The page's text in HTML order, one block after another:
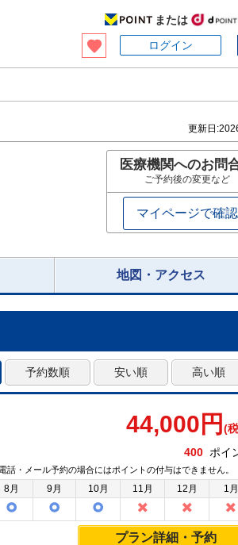
または
ログイン
更新日:
医療機関へのお問
ご予約後の変更など
マイページで確認
地図・アクセス
予約数順 安い順 高い順
44,000 円 (
400 ポイ
話・メール予約の場合にはポイントの付与はできません。
8月 9月 10月 11月 12月 1月
プラン詳細・予約